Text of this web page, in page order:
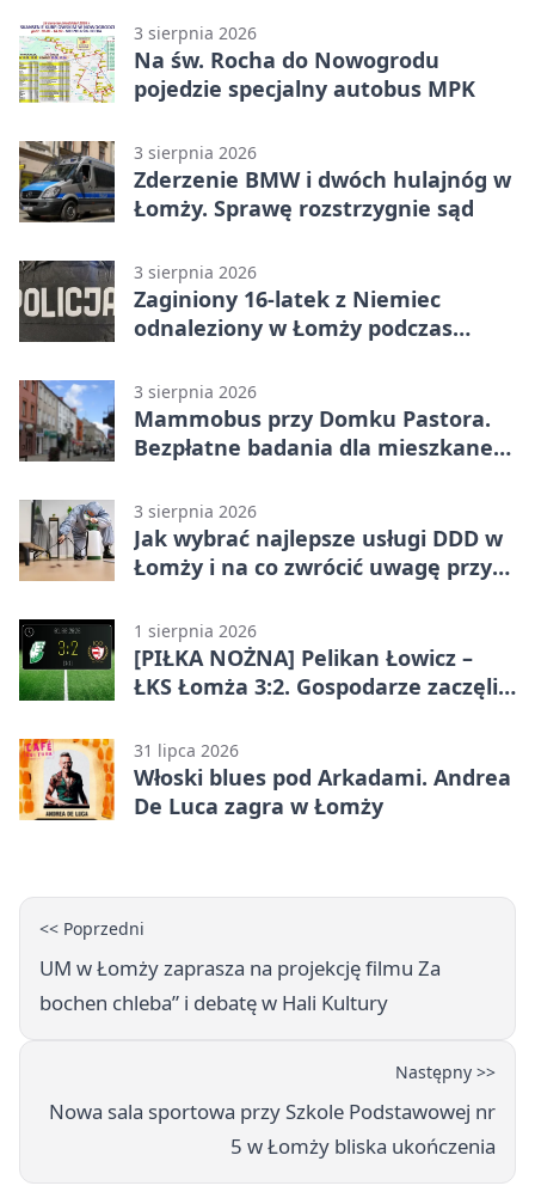
3 sierpnia 2026
Na św. Rocha do Nowogrodu
pojedzie specjalny autobus MPK
3 sierpnia 2026
Zderzenie BMW i dwóch hulajnóg w
Łomży. Sprawę rozstrzygnie sąd
3 sierpnia 2026
Zaginiony 16-latek z Niemiec
odnaleziony w Łomży podczas
3 sierpnia 2026
Mammobus przy Domku Pastora.
Bezpłatne badania dla mieszkanek
3 sierpnia 2026
Jak wybrać najlepsze usługi DDD w
Łomży i na co zwrócić uwagę przy
1 sierpnia 2026
[PIŁKA NOŻNA] Pelikan Łowicz –
ŁKS Łomża 3:2. Gospodarze zaczęli
Liga Grupa 1 (Grupa I)
31 lipca 2026
Włoski blues pod Arkadami. Andrea
De Luca zagra w Łomży
<< Poprzedni
UM w Łomży zaprasza na projekcję filmu Za
bochen chleba” i debatę w Hali Kultury
Następny >>
Nowa sala sportowa przy Szkole Podstawowej nr
5 w Łomży bliska ukończenia